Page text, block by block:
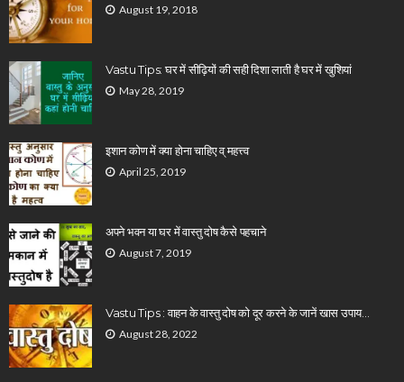
August 19, 2018
Vastu Tips: घर में सीढ़ियों की सही दिशा लाती है घर में खुशियां
May 28, 2019
इशान कोण में क्या होना चाहिए व् महत्त्व
April 25, 2019
अपने भवन या घर में वास्तु दोष कैसे पहचाने
August 7, 2019
Vastu Tips : वाहन के वास्तु दोष को दूर करने के जानें खास उपाय…
August 28, 2022